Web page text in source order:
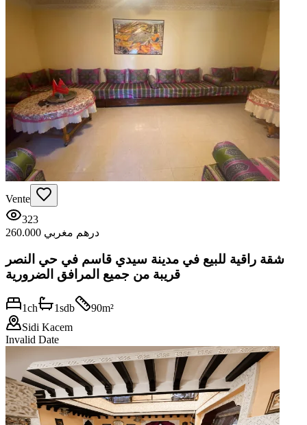
Vente
323
260.000 درهم مغربي
شقة راقية للبيع في مدينة سيدي قاسم في حي النصر
قريبة من جميع المرافق الضرورية
1ch 1sdb 90m²
Sidi Kacem
Invalid Date